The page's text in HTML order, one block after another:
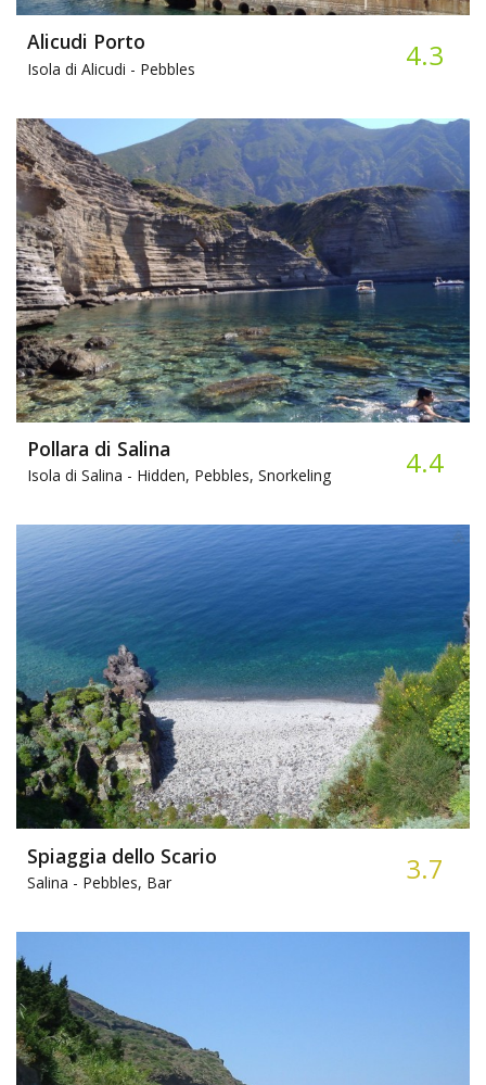
Alicudi Porto
Isola di Alicudi - Pebbles 4.3
Pollara di Salina
Isola di Salina - Hidden, Pebbles, Snorkeling 4.4
Spiaggia dello Scario
Salina - Pebbles, Bar 3.7